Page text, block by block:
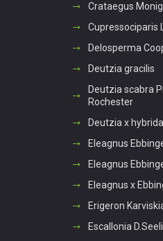
Crataegus
Cupressociparis
Delosperma
Deutzia gracilis
Deutzia scabra
Rochester
Deutzia x
Eleagnus
Eleagnus
Eleagnus x
Erigeron
Escallonia